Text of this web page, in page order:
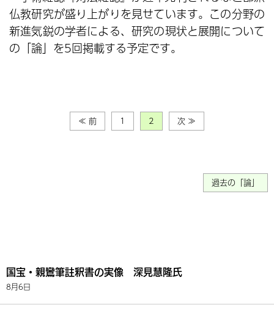
仏教研究が盛り上がりを見せています。この分野の
新進気鋭の学者による、研究の現状と展開について
の「論」を5回掲載する予定です。
≪ 前 1 2 次 ≫
過去の「論」
国宝・親鸞筆註釈書の実像 深見慧隆氏
8月6日